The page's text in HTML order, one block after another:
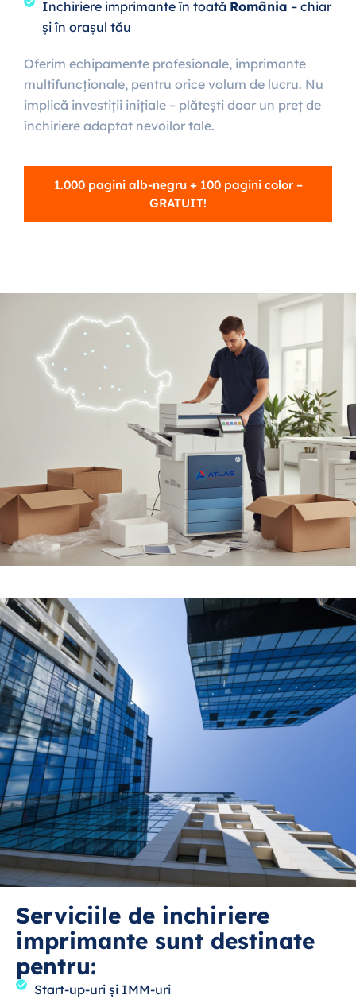
Inchiriere imprimante în toată România – chiar
și în orașul tău
Oferim echipamente profesionale, imprimante
multifuncționale, pentru orice volum de lucru. Nu
implică investiții inițiale – plătești doar un preț de
închiriere adaptat nevoilor tale.
1.000 pagini alb-negru + 100 pagini color –
GRATUIT!
Serviciile de inchiriere
imprimante sunt destinate
pentru:
Start-up-uri și IMM-uri